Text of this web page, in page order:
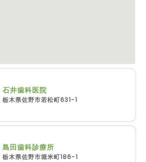
石井歯科医院
栃木県佐野市若松町631-1
島田歯科診療所
栃木県佐野市堀米町186-1